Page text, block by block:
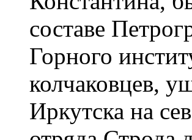
составе
Горного
колчаковцев,
Иркутска на